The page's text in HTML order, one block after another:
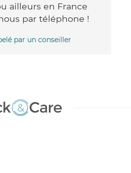
ailleurs en France
par téléphone !
par un conseiller